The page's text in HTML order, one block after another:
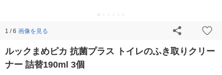
1 / 6 画像を見る
ルックまめピカ 抗菌プラス トイレのふき取りクリー
ナー 詰替190ml 3個